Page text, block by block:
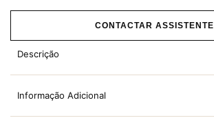
CONTACTAR ASSISTENTE
Descrição
Informação Adicional